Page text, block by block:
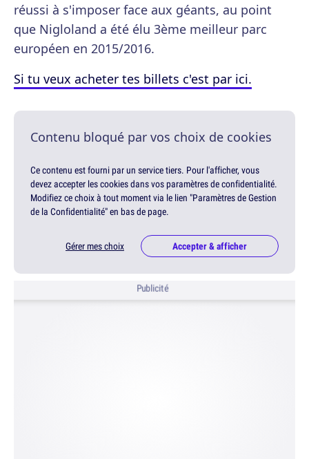
réussi à s'imposer face aux géants, au point
que Nigloland a été élu 3ème meilleur parc
européen en 2015/2016.
Si tu veux acheter tes billets c'est par ici.
Contenu bloqué par vos choix de cookies
Ce contenu est fourni par un service tiers. Pour l'afficher, vous
devez accepter les cookies dans vos paramètres de confidentialité.
Modifiez ce choix à tout moment via le lien "Paramètres de Gestion
de la Confidentialité" en bas de page.
Gérer mes choix Accepter & afficher
Publicité